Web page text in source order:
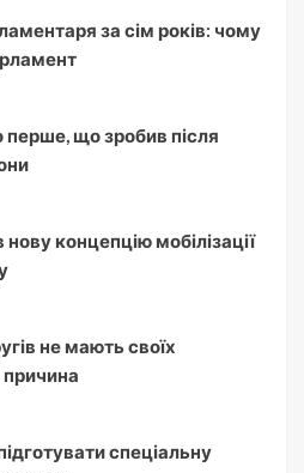
за сім років: чому
що зробив після
концепцію мобілізації
не мають своїх
причина
спеціальну